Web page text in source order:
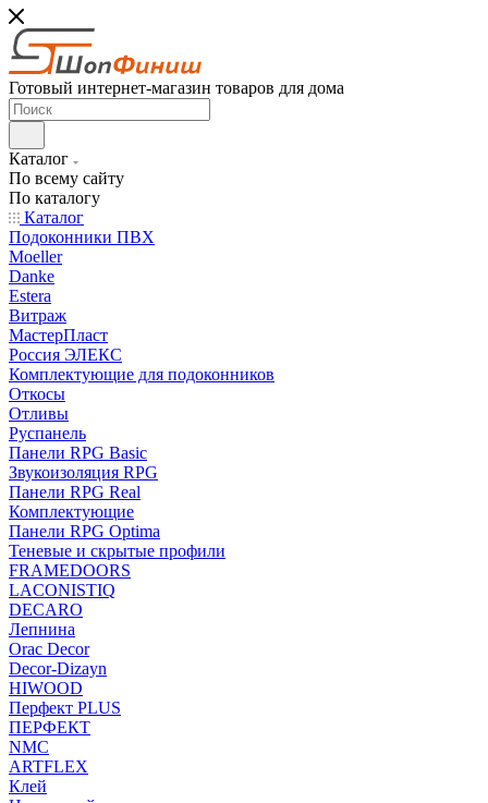
Готовый интернет-магазин товаров для дома
Каталог
По всему сайту
По каталогу
Каталог
Подоконники ПВХ
Moeller
Danke
Estera
Витраж
МастерПласт
Россия ЭЛЕКС
Комплектующие для подоконников
Откосы
Отливы
Руспанель
Панели RPG Basic
Звукоизоляция RPG
Панели RPG Real
Комплектующие
Панели RPG Optima
Теневые и скрытые профили
FRAMEDOORS
LACONISTIQ
DECARO
Лепнина
Orac Decor
Decor-Dizayn
HIWOOD
Перфект PLUS
ПЕРФЕКТ
NMC
ARTFLEX
Клей